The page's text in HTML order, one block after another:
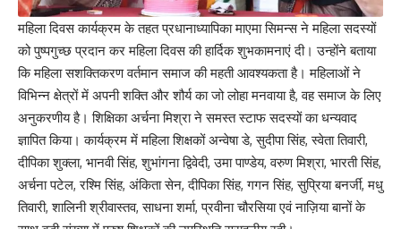
महिला दिवस कार्यक्रम के तहत प्रधानाध्यापिका माएमा सिमन्स ने महिला सदस्यों
को पुष्पगुच्छ प्रदान कर महिला दिवस की हार्दिक शुभकामनाएं दी। उन्होंने बताया
कि महिला सशक्तिकरण वर्तमान समाज की महती आवश्यकता है। महिलाओं ने
विभिन्न क्षेत्रों में अपनी शक्ति और शौर्य का जो लोहा मनवाया है, वह समाज के लिए
अनुकरणीय है। शिक्षिका अर्चना मिश्रा ने समस्त स्टाफ सदस्यों का धन्यवाद
ज्ञापित किया। कार्यक्रम में महिला शिक्षकों अन्वेषा डे, सुदीपा सिंह, स्वेता तिवारी,
दीपिका शुक्ला, भानवी सिंह, शुभांगना द्विवेदी, उमा पाण्डेय, वरुण मिश्रा, भारती सिंह,
अर्चना पटेल, रश्मि सिंह, अंकिता सेन, दीपिका सिंह, गगन सिंह, सुप्रिया बनर्जी, मधु
तिवारी, शालिनी श्रीवास्तव, साधना शर्मा, प्रवीना चौरसिया एवं नाज़िया बानों के